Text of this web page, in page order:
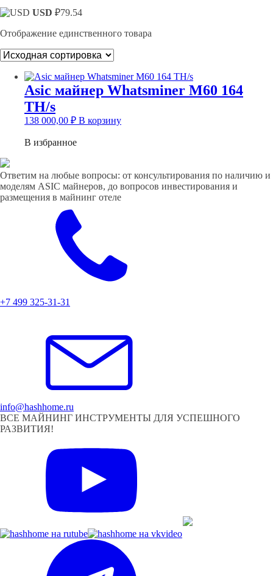
USD ₽79.54
Отображение единственного товара
Asic майнер Whatsminer M60 164
TH/s
138 000,00 ₽ В корзину
В избранное
Ответим на любые вопросы: от консультирования по наличию и
моделям ASIC майнеров, до вопросов инвестирования и
размещения в майнинг отеле
+7 499 325-31-31
info@hashhome.ru
ВСЕ МАЙНИНГ ИНСТРУМЕНТЫ ДЛЯ УСПЕШНОГО
РАЗВИТИЯ!